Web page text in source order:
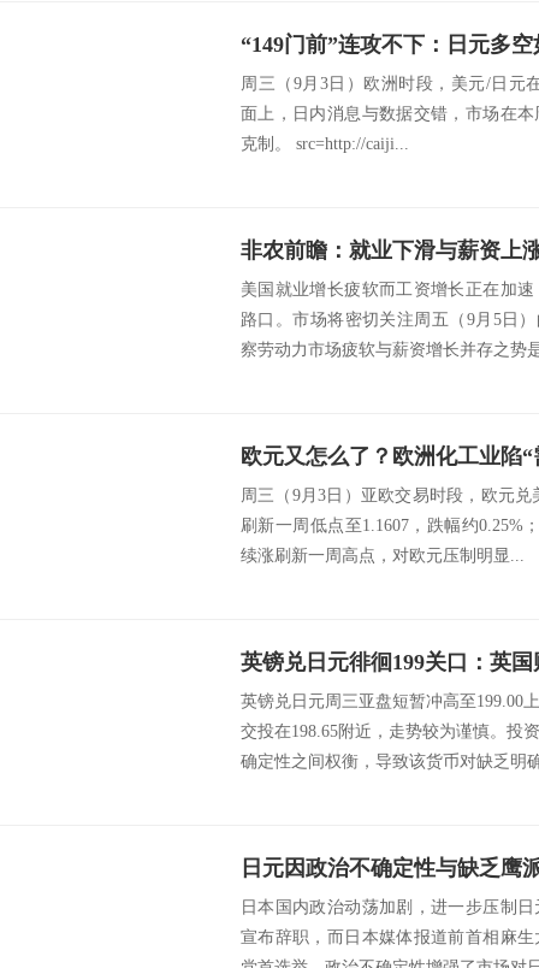
“149门前”连攻不下：日元多
周三（9月3日）欧洲时段，美元/日元
面上，日内消息与数据交错，市场在
克制。 src=http://caiji...
非农前瞻：就业下滑与薪资上
美国就业增长疲软而工资增长正在加
路口。市场将密切关注周五（9月5日
察劳动力市场疲软与薪资增长并存之势
欧元又怎么了？欧洲化工业陷
周三（9月3日）亚欧交易时段，欧元
刷新一周低点至1.1607，跌幅约0.25%
续涨刷新一周高点，对欧元压制明显...
英镑兑日元周三亚盘短暂冲高至199.00
交投在198.65附近，走势较为谨慎。投
确定性之间权衡，导致该货币对缺乏明
日本国内政治动荡加剧，进一步压制
宣布辞职，而日本媒体报道前首相麻